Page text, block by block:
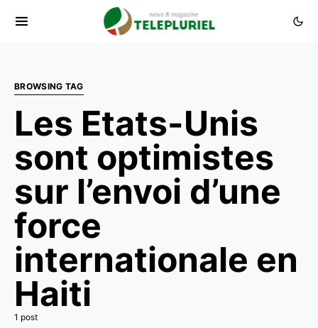
BROWSING TAG
Les Etats-Unis
sont optimistes
sur l’envoi d’une
force
internationale en
Haiti
1 post